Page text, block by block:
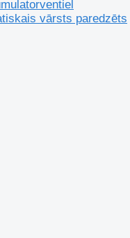
vārsts paredzēts